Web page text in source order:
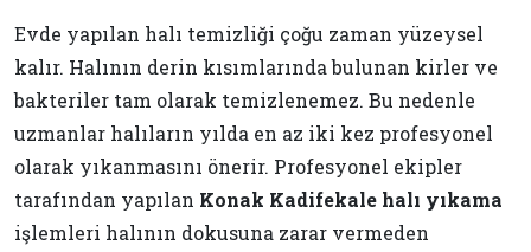
Evde yapılan halı temizliği çoğu zaman yüzeysel
kalır. Halının derin kısımlarında bulunan kirler ve
bakteriler tam olarak temizlenemez. Bu nedenle
uzmanlar halıların yılda en az iki kez profesyonel
olarak yıkanmasını önerir. Profesyonel ekipler
tarafından yapılan Konak Kadifekale halı yıkama
işlemleri halının dokusuna zarar vermeden